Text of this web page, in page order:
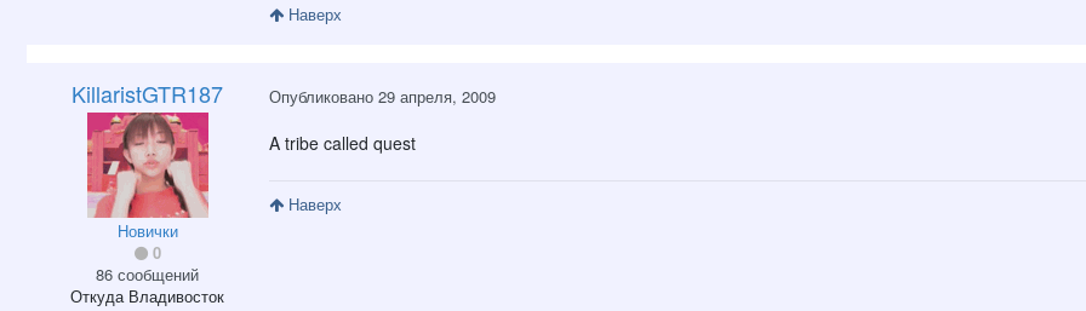
Наверх
KillaristGTR187
Новички
0
86 сообщений
Откуда Владивосток
Опубликовано 29 апреля, 2009
A tribe called quest
Наверх